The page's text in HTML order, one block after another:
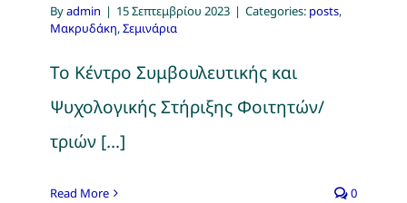
Byadmin | 15 Σεπτεμβρίου 2023 | Categories: posts,
Μακρυδάκη,Σεμινάρια
Το Κέντρο Συμβουλευτικής και
Ψυχολογικής Στήριξης Φοιτητών/
τριών [...]
Read More 0